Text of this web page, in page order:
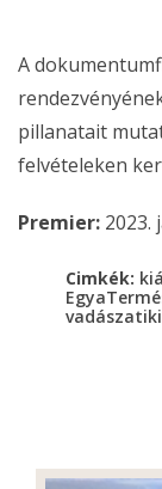
A
pillanatait
felvételeken
Premier: 2023.
Cimkék: